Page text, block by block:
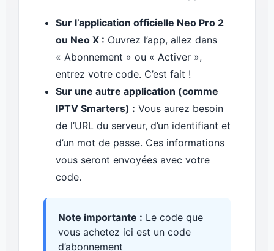
Sur l’application officielle Neo Pro 2
ou Neo X : Ouvrez l’app, allez dans
« Abonnement » ou « Activer »,
entrez votre code. C’est fait !
Sur une autre application (comme
IPTV Smarters) : Vous aurez besoin
de l’URL du serveur, d’un identifiant et
d’un mot de passe. Ces informations
vous seront envoyées avec votre
code.
Note importante : Le code que
vous achetez ici est un code
d’abonnement